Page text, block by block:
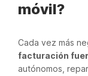
móvil?
Cada vez más
facturación
autónomos,